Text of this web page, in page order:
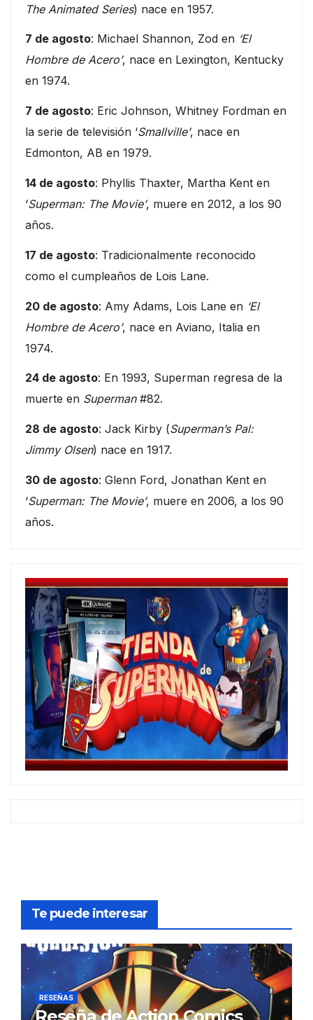
The Animated Series) nace en 1957.
7 de agosto: Michael Shannon, Zod en ‘El
Hombre de Acero’, nace en Lexington, Kentucky
en 1974.
7 de agosto: Eric Johnson, Whitney Fordman en
la serie de televisión ‘Smallville’, nace en
Edmonton, AB en 1979.
14 de agosto: Phyllis Thaxter, Martha Kent en
‘Superman: The Movie’, muere en 2012, a los 90
años.
17 de agosto: Tradicionalmente reconocido
como el cumpleaños de Lois Lane.
20 de agosto: Amy Adams, Lois Lane en ‘El
Hombre de Acero’, nace en Aviano, Italia en
1974.
24 de agosto: En 1993, Superman regresa de la
muerte en Superman#82.
28 de agosto: Jack Kirby (Superman’s Pal:
Jimmy Olsen) nace en 1917.
30 de agosto: Glenn Ford, Jonathan Kent en
‘Superman: The Movie’, muere en 2006, a los 90
años.
Te puede interesar
RESEÑAS